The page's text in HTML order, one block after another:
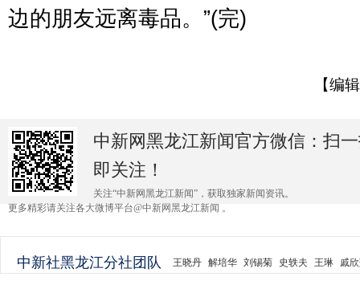
边的朋友远离毒品。”(完)
【编
中新网黑龙江新闻官方微信：扫
即关注！
关注“中新网黑龙江新闻”，获取独家新闻资讯。
更多精彩请关注各大微博平台@中新网黑龙江新闻 。
中新社黑龙江分社团队 王晓丹 解培华 刘锡菊 史轶夫 王琳 戚